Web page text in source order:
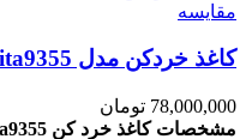
مقايسه
کاغذ خردکن مدل Nikita9355
78,000,000 تومان
مشخصات کاغذ خرد کن Nikita9355